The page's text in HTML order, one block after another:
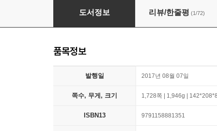
빌 호지스 3부작
도서정보 리뷰/한줄평 (1/72)
품목정보
발행일 2017년 08월 07일
쪽수, 무게, 크기 1,728쪽 | 1,946g |
ISBN13 9791158881351